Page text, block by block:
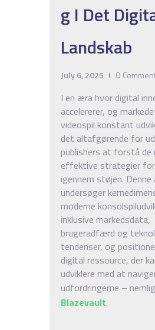
G I Det
Landskab
July 6, 2025 0
I en æra hvor digital
accelererer, og
videospil konstant
det altafgørende for
publishers at forstå de
effektive strategier
igennem støjen. Denne
undersøger
moderne
inklusive markedsdata,
brugeradfærd og
tendenser, og
digital ressource, der
udviklere med at
udfordringerne – nemlig
Blazevault.